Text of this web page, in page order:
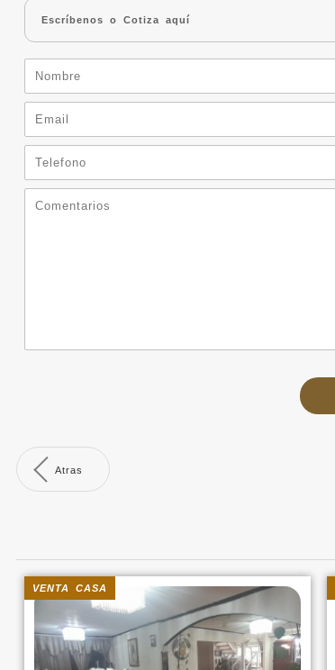
Escríbenos o Cotiza aquí
Atras
VENTA CASA